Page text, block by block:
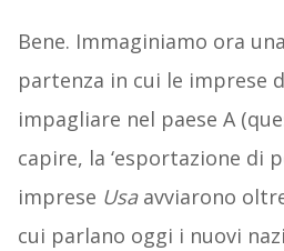
Bene. Immaginiamo ora
partenza in cui le imprese
impagliare nel paese A
capire, la ‘esportazione di
imprese Usaavviarono
cui parlano oggi i nuovi